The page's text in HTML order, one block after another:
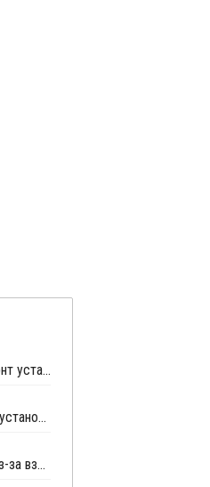
FPCC планирует в марте закрыть на ремонт установку каткрекинга в Майлиао
Тайваньская CPC перезапустила крекинг-установку после тайфуна
FCFC закрыла производство ароматики из-за взрыва на один месяц